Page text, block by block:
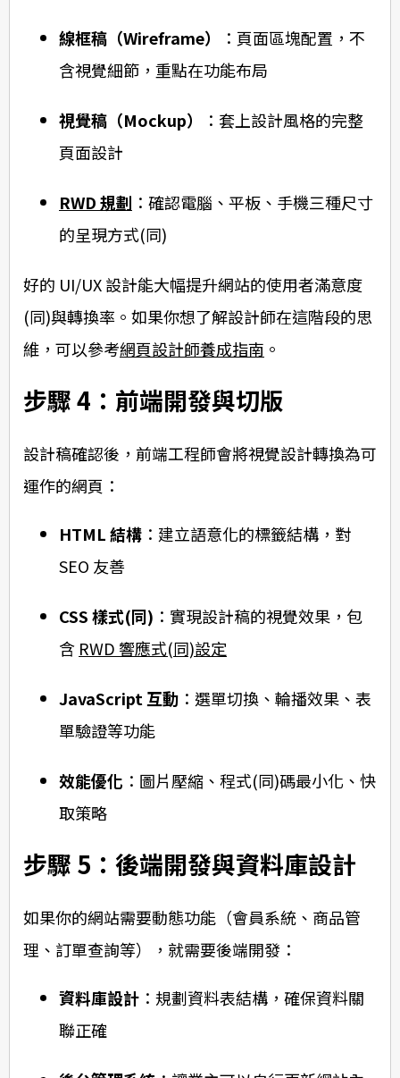
線框稿（Wireframe）
：頁面區塊配置，不
含視覺細節，重點在功能布局
視覺稿（Mockup）
：套上設計風格的完整
頁面設計
RWD 規劃 ：確認電腦、平板、手機三種尺寸
的呈現方式(同)
好的 UI/UX 設計能大幅提升網站的使用者滿意度
(同)與轉換率。如果你想了解設計師在這階段的思
維，可以參考網頁設計師養成指南 。
步驟 4：前端開發與切版
設計稿確認後，前端工程師會將視覺設計轉換為可
運作的網頁：
HTML 結構 ：建立語意化的標籤結構，對
SEO 友善
CSS 樣式(同) ：實現設計稿的視覺效果，包
含 RWD 響應式(同)設定
JavaScript 互動 ：選單切換、輪播效果、表
單驗證等功能
效能優化 ：圖片壓縮、程式(同)碼最小化、快
取策略
步驟 5：後端開發與資料庫設計
如果你的網站需要動態功能（會員系統、商品管
理、訂單查詢等），就需要後端開發：
資料庫設計 ：規劃資料表結構，確保資料關
聯正確